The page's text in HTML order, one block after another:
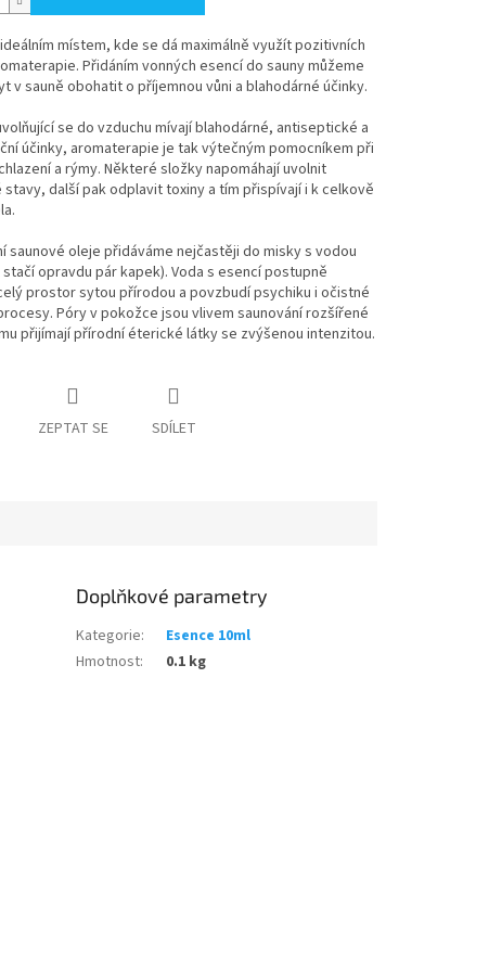
místem, kde se dá maximálně využít pozitivních
Přidáním vonných esencí do sauny můžeme
v sauně obohatit o příjemnou vůni a blahodárné účinky.
se do vzduchu mívají blahodárné, antiseptické a
účinky, aromaterapie je tak výtečným pomocníkem při
a rýmy. Některé složky napomáhají uvolnit
další pak odplavit toxiny a tím přispívají i k celkově
saunové oleje přidáváme nejčastěji do misky s vodou
opravdu pár kapek). Voda s esencí postupně
prostor sytou přírodou a povzbudí psychiku i očistné
Póry v pokožce jsou vlivem saunování rozšířené
přijímají přírodní éterické látky se zvýšenou intenzitou.
ZEPTAT SE SDÍLET
Doplňkové parametry
Kategorie:
Esence 10ml
Hmotnost: 0.1 kg